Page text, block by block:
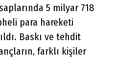
5 milyar 718
para hareketi
Baskı ve tehdit
farklı kişiler